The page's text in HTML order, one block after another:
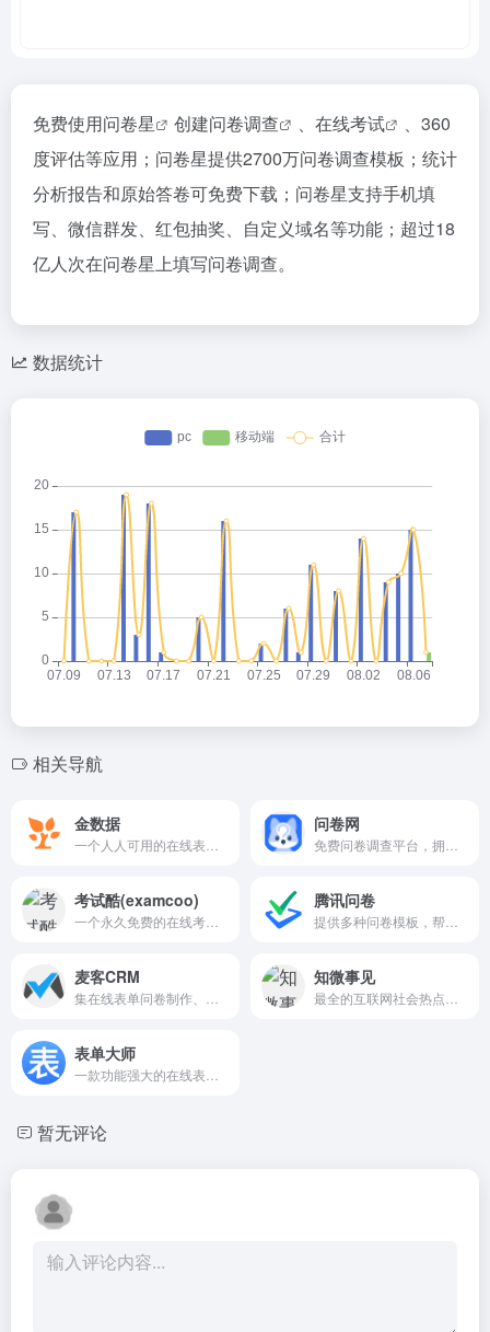
免费使用问卷星 创建问卷调查 、 在线考试
、360
度评估等应用；问卷星提供2700万问卷调查模板；统计
分析报告和原始答卷可免费下载；问卷星支持手机填
写、微信群发、红包抽奖、自定义域名等功能；超过18
亿人次在问卷星上填写问卷调查。
数据统计
相关导航
金数据 问卷网
考试酷(examcoo) 腾讯问卷
麦客CRM 知微事见
表单大师
暂无评论